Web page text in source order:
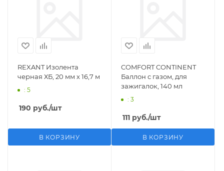
REXANT Изолента
черная ХБ, 20 мм х 16,7 м
: 5
190 руб./шт
В КОРЗИНУ
COMFORT CONTINENT
Баллон с газом, для
зажигалок, 140 мл
: 3
111 руб./шт
В КОРЗИНУ